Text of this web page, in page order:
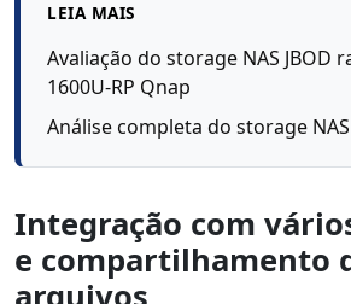
LEIA MAIS
Avaliação do storage NAS JBOD
1600U-RP Qnap
Análise completa do storage
Integração com
e compartilhamento